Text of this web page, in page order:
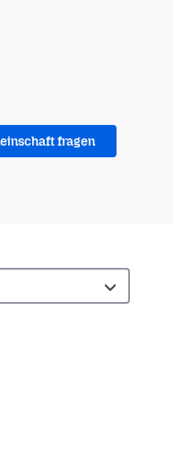
fragen